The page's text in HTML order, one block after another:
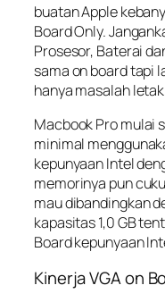
buatan Apple
Board Only.
Prosesor, Baterai
sama on board tapi
hanya masalah
Macbook Pro mulai
minimal
kepunyaan Intel
memorinya pun
mau dibandingkan
kapasitas 1,0 GB
Board kepunyaan
Kinerja VGA on